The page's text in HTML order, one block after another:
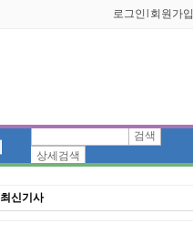
로그인 회원가입
검색
상세검색
최신기사